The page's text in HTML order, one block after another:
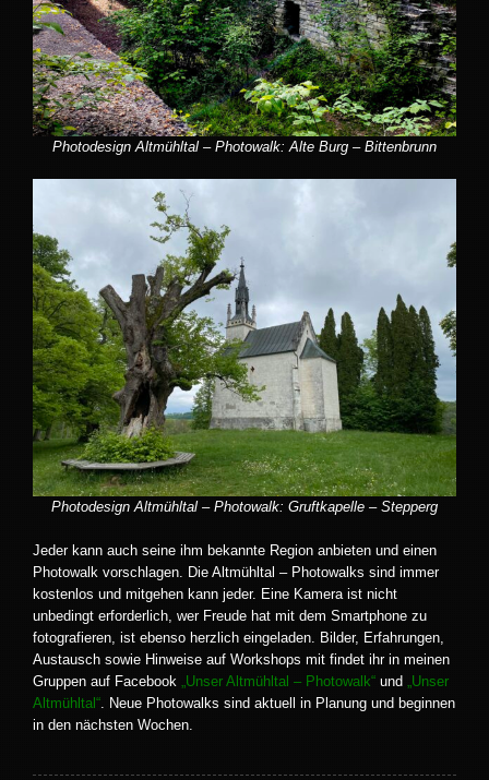
Photodesign Altmühltal – Photowalk: Alte Burg – Bittenbrunn
Photodesign Altmühltal – Photowalk: Gruftkapelle – Stepperg
Jeder kann auch seine ihm bekannte Region anbieten und einen
Photowalk vorschlagen. Die Altmühltal – Photowalks sind immer
kostenlos und mitgehen kann jeder. Eine Kamera ist nicht
unbedingt erforderlich, wer Freude hat mit dem Smartphone zu
fotografieren, ist ebenso herzlich eingeladen. Bilder, Erfahrungen,
Austausch sowie Hinweise auf Workshops mit findet ihr in meinen
Gruppen auf Facebook
„Unser Altmühltal – Photowalk“ und
„Unser
Altmühltal“ . Neue Photowalks sind aktuell in Planung und beginnen
in den nächsten Wochen.